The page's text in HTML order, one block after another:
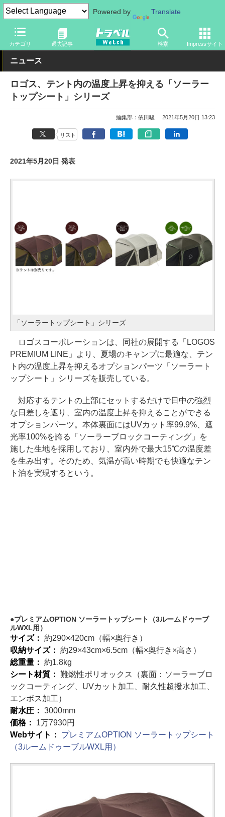
Powered by Translate
カテゴリ 過去記事 検索 Impressサイト
トラベル Watch 旅のアイテム 旅行グッズ その他
ニュース
ロゴス、テント内の温度上昇を抑える「ソーラー
トップシート」シリーズ
編集部：依田駿 2021年5月20日 13:23
リスト
2021年5月20日 発表
「ソーラートップシート」シリーズ
ロゴスコーポレーションは、同社の展開する「LOGOS
PREMIUM LINE」より、夏場のキャンプに最適な、テン
ト内の温度上昇を抑えるオプションパーツ「ソーラート
ップシート」シリーズを販売している。
対応するテントの上部にセットするだけで日中の強烈
な日差しを遮り、室内の温度上昇を抑えることができる
オプションパーツ。本体裏面にはUVカット率99.9%、遮
光率100%を誇る「ソーラーブロックコーティング」を
施した生地を採用しており、室内外で最大15℃の温度差
を生み出す。そのため、気温が高い時期でも快適なテン
ト泊を実現するという。
プレミアムOPTION ソーラートップシート（3ルームドゥーブ
ルWXL用）
サイズ： 約290×420cm（幅×奥行き）
収納サイズ： 約29×43cm×6.5cm（幅×奥行き×高さ）
総重量： 約1.8kg
シート材質： 難燃性ポリオックス（裏面：ソーラーブロ
ックコーティング、UVカット加工、耐久性超撥水加工、
エンボス加工）
耐水圧： 3000mm
価格： 1万7930円
Webサイト： プレミアムOPTION ソーラートップシート
（3ルームドゥーブルWXL用）